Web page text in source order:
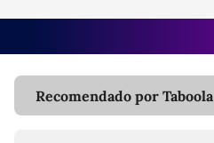
Recomendado por Taboola